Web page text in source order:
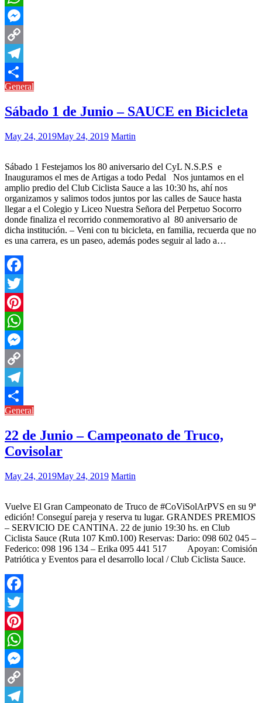
WhatsApp
Messenger
Copy
Link
Telegram
Compartir
General
Sábado 1 de Junio – SAUCE en Bicicleta
May 24, 2019May 24, 2019 Martin
Sábado 1 Festejamos los 80 aniversario del CyL N.S.P.S e
Inauguramos el mes de Artigas a todo Pedal Nos juntamos en el
amplio predio del Club Ciclista Sauce a las 10:30 hs, ahí nos
organizamos y salimos todos juntos por las calles de Sauce hasta
llegar a el Colegio y Liceo Nuestra Señora del Perpetuo Socorro
donde finaliza el recorrido conmemorativo al 80 aniversario de
dicha institución. – Veni con tu bicicleta, en familia, recuerda que no
es una carrera, es un paseo, además podes seguir al lado a…
Facebook
Twitter
Pinterest
WhatsApp
Messenger
Copy
Link
Telegram
Compartir
General
22 de Junio – Campeonato de Truco,
Covisolar
May 24, 2019May 24, 2019 Martin
Vuelve El Gran Campeonato de Truco de #CoViSolArPVS en su 9ª
edición! Conseguí pareja y reserva tu lugar. GRANDES PREMIOS
– SERVICIO DE CANTINA. 22 de junio 19:30 hs. en Club
Ciclista Sauce (Ruta 107 Km0.100) Reservas: Dario: 098 602 045 –
Federico: 098 196 134 – Erika 095 441 517 Apoyan: Comisión
Patriótica y Eventos para el desarrollo local / Club Ciclista Sauce.
Facebook
Twitter
Pinterest
WhatsApp
Messenger
Copy